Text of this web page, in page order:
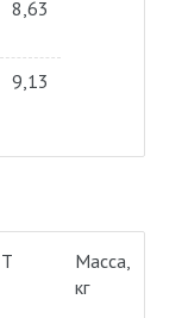
8,63
9,13
Т
Масса,
кг